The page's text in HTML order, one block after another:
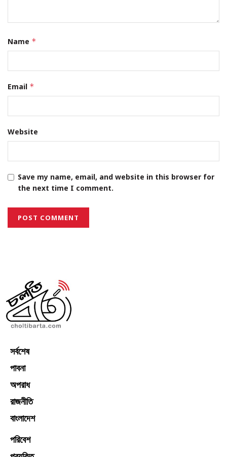
Name *
Email *
Website
Save my name, email, and website in this browser for
the next time I comment.
সর্বশেষ
পাবনা
অপরাধ
রাজনীতি
বাংলাদেশ
পরিবেশ